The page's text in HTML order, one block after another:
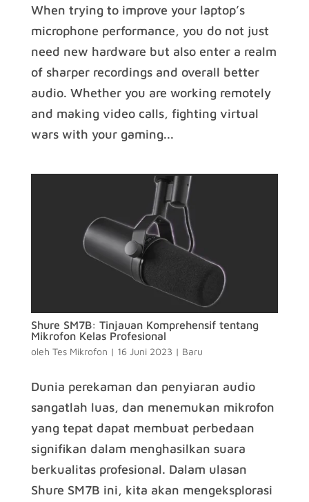
When trying to improve your laptop’s
microphone performance, you do not just
need new hardware but also enter a realm
of sharper recordings and overall better
audio. Whether you are working remotely
and making video calls, fighting virtual
wars with your gaming...
Shure SM7B: Tinjauan Komprehensif tentang
Mikrofon Kelas Profesional
oleh Tes Mikrofon | 16 Juni 2023 | Baru
Dunia perekaman dan penyiaran audio
sangatlah luas, dan menemukan mikrofon
yang tepat dapat membuat perbedaan
signifikan dalam menghasilkan suara
berkualitas profesional. Dalam ulasan
Shure SM7B ini, kita akan mengeksplorasi